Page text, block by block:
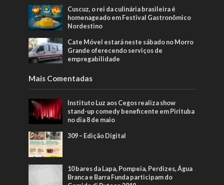
Cuscuz, o rei da culinária brasileira é
homenageado em Festival Gastronômico
Nordestino
Cate Móvel estará neste sábado no Morro
Grande oferecendo serviços de
empregabilidade
Mais Comentadas
Instituto Luz aos Cegos realiza show
stand-up comedy beneficente em Pirituba
no dia 8 de maio
309 – Edição Digital
10 bares da Lapa, Pompeia, Perdizes, Água
Branca e Barra Funda participam do